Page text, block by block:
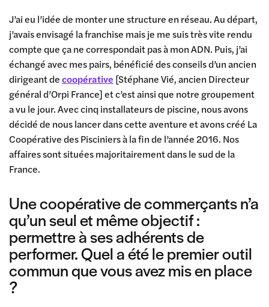
J’ai eu l’idée de monter une structure en réseau. Au départ,
j’avais envisagé la franchise mais je me suis très vite rendu
compte que ça ne correspondait pas à mon ADN. Puis, j’ai
échangé avec mes pairs, bénéficié des conseils d’un ancien
dirigeant decoopérative [Stéphane Vié, ancien Directeur
général d’Orpi France] et c’est ainsi que notre groupement
a vu le jour. Avec cinq installateurs de piscine, nous avons
décidé de nous lancer dans cette aventure et avons créé La
Coopérative des Pisciniers à la fin de l’année 2016. Nos
affaires sont situées majoritairement dans le sud de la
France.
Une coopérative de commerçants n’a
qu’un seul et même objectif :
permettre à ses adhérents de
performer. Quel a été le premier outil
commun que vous avez mis en place
?